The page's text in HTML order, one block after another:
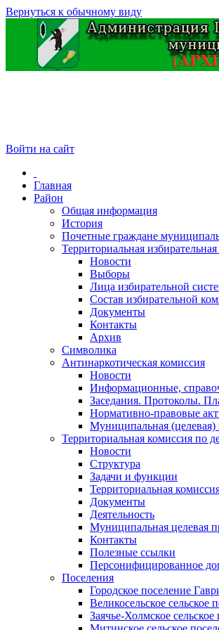
Вернуться к обычному виду
Войти на сайт
Главная
Район
Общая информация
История
Почетные граждане
Территориальная
Новости
Выборы
Лица избирательной
Состав избирательной
Документы
Контакты
Архив
Символика
Антинаркотическая комиссия
Новости
Информационные,
Заседания. Протоколы.
Нормативно-правовые
Муниципальная (целевая)
Территориальная комиссия по
Новости
Структура
Задачи и функции
Территориальная
Документы
Деятельность
Муниципальная целевая
Контакты
Полезные ссылки
Персонифицированное
Поселения
Городское поселение
Великосельское сельское
Заячье-Холмское сельское